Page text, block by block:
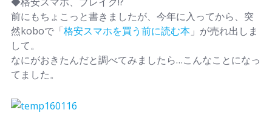
前にもちょこっと書きましたが、今年に入ってから、突
然koboで「格安スマホを買う前に読む本 」が売れ出しま
して。
なにがおきたんだと調べてみましたら…こんなことになっ
てました。